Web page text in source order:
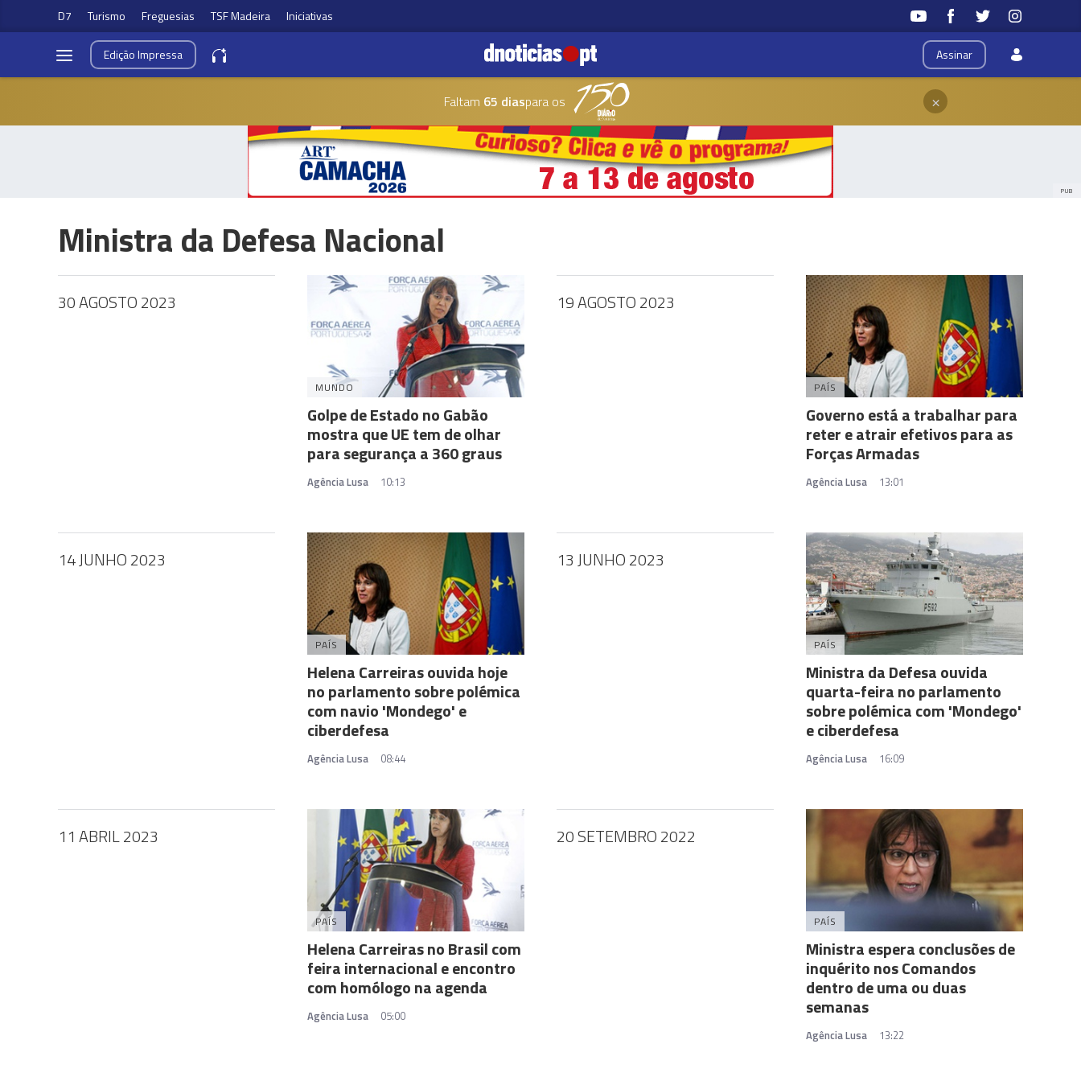
D7 Turismo Freguesias TSF Madeira Iniciativas
Assinar
EdiçãoImpressa
Faltam 65 diaspara os ×
PUB
Ministra da Defesa Nacional
30 AGOSTO 2023
MUNDO
Golpe de Estado no Gabão
mostra que UE tem de olhar
para segurança a 360 graus
Agência Lusa 10:13
19 AGOSTO 2023
PAÍS
Governo está a trabalhar para
reter e atrair efetivos para as
Forças Armadas
Agência Lusa 13:01
14 JUNHO 2023
PAÍS
Helena Carreiras ouvida hoje
no parlamento sobre polémica
com navio 'Mondego' e
ciberdefesa
Agência Lusa 08:44
13 JUNHO 2023
PAÍS
Ministra da Defesa ouvida
quarta-feira no parlamento
sobre polémica com 'Mondego'
e ciberdefesa
Agência Lusa 16:09
11 ABRIL 2023
PAÍS
Helena Carreiras no Brasil com
feira internacional e encontro
com homólogo na agenda
Agência Lusa 05:00
20 SETEMBRO 2022
PAÍS
Ministra espera conclusões de
inquérito nos Comandos
dentro de uma ou duas
semanas
Agência Lusa 13:22